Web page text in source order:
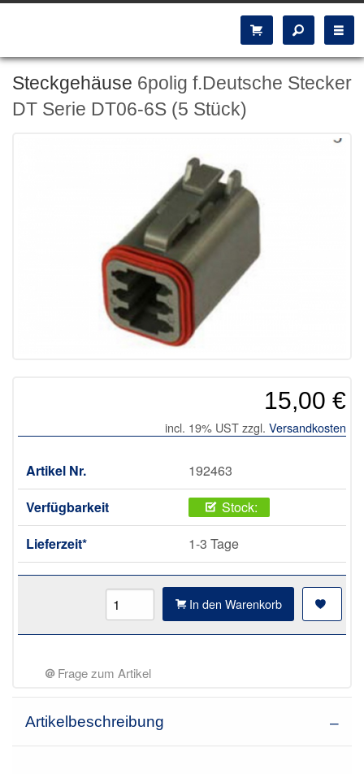
Steckgehäuse 6polig f.Deutsche Stecker
DT Serie DT06-6S (5 Stück)
15,00 €
incl. 19% UST zzgl. Versandkosten
Artikel Nr.
192463
Verfügbarkeit
Stock:
Lieferzeit*
1-3 Tage
In den Warenkorb
Frage zum Artikel
Artikelbeschreibung